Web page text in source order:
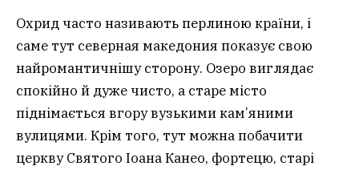
Охрид часто називають перлиною країни, і
саме тут северная македония показує свою
найромантичнішу сторону. Озеро виглядає
спокійно й дуже чисто, а старе місто
піднімається вгору вузькими кам’яними
вулицями. Крім того, тут можна побачити
церкву Святого Іоана Канео, фортецю, старі